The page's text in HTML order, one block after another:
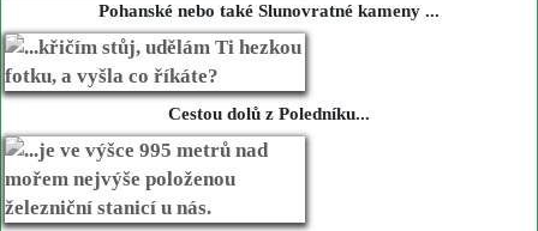
Pohanské nebo také Slunovratné kameny ...
Cestou dolů z Poledníku...